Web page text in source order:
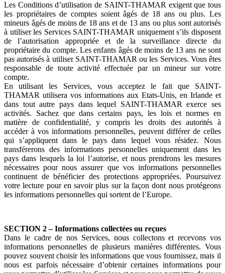
Les Conditions d’utilisation de SAINT-THAMAR exigent que tous
les propriétaires de comptes soient âgés de 18 ans ou plus. Les
mineurs âgés de moins de 18 ans et de 13 ans ou plus sont autorisés
à utiliser les Services SAINT-THAMAR uniquement s’ils disposent
de l’autorisation appropriée et de la surveillance directe du
propriétaire du compte. Les enfants âgés de moins de 13 ans ne sont
pas autorisés à utiliser SAINT-THAMAR ou les Services. Vous êtes
responsable de toute activité effectuée par un mineur sur votre
compte.
En utilisant les Services, vous acceptez le fait que SAINT-
THAMAR utilisera vos informations aux Etats-Unis, en Irlande et
dans tout autre pays dans lequel SAINT-THAMAR exerce ses
activités. Sachez que dans certains pays, les lois et normes en
matière de confidentialité, y compris les droits des autorités à
accéder à vos informations personnelles, peuvent différer de celles
qui s’appliquent dans le pays dans lequel vous résidez. Nous
transférerons des informations personnelles uniquement dans les
pays dans lesquels la loi l’autorise, et nous prendrons les mesures
nécessaires pour nous assurer que vos informations personnelles
continuent de bénéficier des protections appropriées. Poursuivez
votre lecture pour en savoir plus sur la façon dont nous protégeons
les informations personnelles qui sortent de l’Europe.
SECTION 2 – Informations collectées ou reçues
Dans le cadre de nos Services, nous collectons et recevons vos
informations personnelles de plusieurs manières différentes. Vous
pouvez souvent choisir les informations que vous fournissez, mais il
nous est parfois nécessaire d’obtenir certaines informations pour